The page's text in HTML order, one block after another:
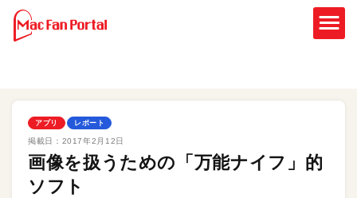
アプリ レポート
掲載日： 2017年2月12日
画像を扱うための「万能ナイフ」的
ソフト